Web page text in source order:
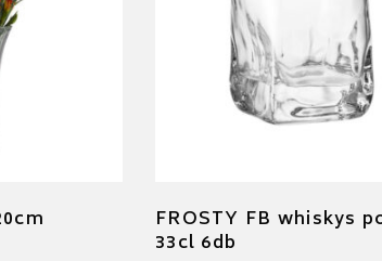
FROSTY FB whiskys
33cl 6db